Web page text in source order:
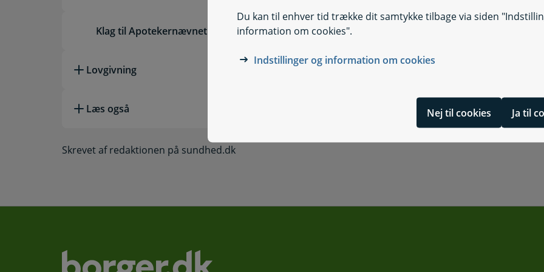
Du kan til enhver tid trække dit samtykke tilbage via siden
information om cookies".
Indstillinger og information om cookies
Nej til cookies Ja til
Klag til Apotekernævnet
Lovgivning
Læs også
Skrevet af redaktionen på sundhed.dk